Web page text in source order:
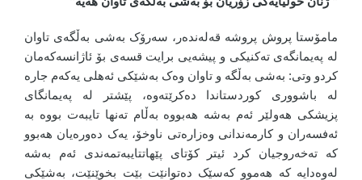
مامۆستا پروش پروشە قەلەندەر، سەرۆک بەشی بەڵگەی تاوان
لە پەیمانگەی تەکنیکی و پیشەیی برایت قسەی بۆ ئاژانسەکەمان
کردو وتی: بەشی بەڵگە و تاوان وەک بەشێکی ئەهلی یەکەم جارە
لە باشووری کوردستاندا دەکرێتەوە، پێشتر لە پەیمانگای
پزیشکی هەولێر ئەم بەشە هەبووە بەڵام تەنها تایبەت بووە بە
ئەفسەران و کارمەندانی وەزارەتی ناوخۆ، یەک دەورەیان هەبوو
کە تەخەروجیان کرد ئیتر کۆتای پێهاتتایبەتمەندی ئەم بەشە
لەوەدایە کە هەموو کەسێک دەتوانێت بێت بخوێنێت، بەشێکی